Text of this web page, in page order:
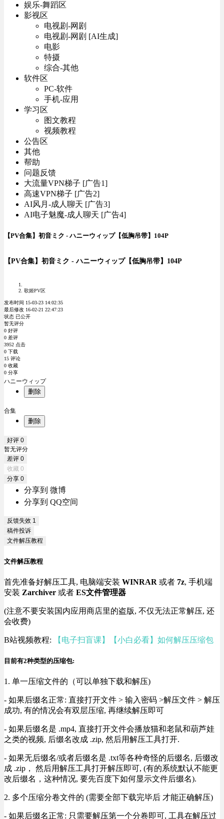
娱乐-舞蹈区
影视区
电视剧-网剧
电视剧-网剧 [AI生成]
电影
特摄
综合-其他
软件区
PC-软件
手机-应用
学习区
图文教程
视频教程
公告区
其他
帮助
问题反馈
大流量VPN梯子 [广告1]
高速VPN梯子 [广告2]
AI风月-成人聊天 [广告3]
AI电子魅魔-成人聊天 [广告4]
【PV合集】初音ミク - ハニーウィップ【低胸吊带】104P
【PV合集】初音ミク - ハニーウィップ【低胸吊带】104P
歌姬PV区
发布时间 15-03-23 14:02:35
最后修改 16-02-21 22:47:23
状态 已公开
暂无评分
0 好评
0 差评
3952 点击
0 下载
15 评论
0 收藏
0 分享
ハニーウィップ
删除
合集
删除
好评 0
暂无评分
差评 0
收藏 0
分享 0
分享到 微博
分享到 QQ空间
反馈失效 1
稿件投诉
文件解压教程
文件解压教程
首先准备好解压工具, 电脑端安装 WINRAR 或者 7z, 手机端
安装 Zarchiver 或者 ES文件管理器
(注意不要安装国内应用商店里的盗版, 不仅无法正常解压, 还
会收费)
B站视频教程: 【电子扫盲课】【小白必看】如何解压压缩包
目前有2种类型的压缩包:
1. 单一压缩文件的（可以单独下载和解压)
- 如果后缀名正常: 直接打开文件 > 输入密码 >解压文件 > 解压
成功, 有的情况会有双层压缩, 再继续解压即可
- 如果后缀名是 .mp4, 直接打开文件会播放猫和老鼠和葫芦娃
之类的视频, 后缀名改成 .zip, 然后用解压工具打开.
- 如果无后缀名/或者后缀名是 .txt等各种奇怪的后缀名, 后缀改
成 .zip， 然后用解压工具打开解压即可, (有的系统默认不能更
改后缀名，这种情况, 要先百度下如何显示文件后缀名).
2. 多个压缩分卷文件的 (需要全部下载完毕后 才能正确解压)
- 如果后缀名正常: 只需要解压第一个分卷即可, 工具在解压过